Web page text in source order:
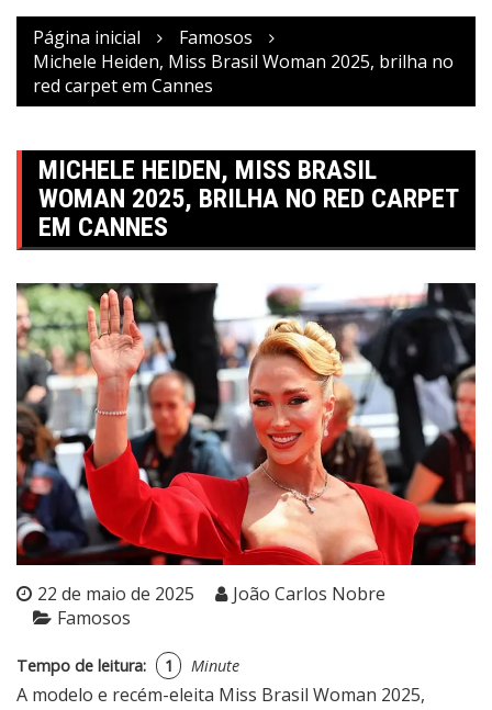
Página inicial
Famosos
Michele Heiden, Miss Brasil Woman 2025, brilha no
red carpet em Cannes
MICHELE HEIDEN, MISS BRASIL
WOMAN 2025, BRILHA NO RED CARPET
EM CANNES
22 de maio de 2025
João Carlos Nobre
Famosos
Tempo de leitura: 1 Minute
A modelo e recém-eleita Miss Brasil Woman 2025,